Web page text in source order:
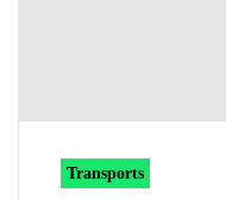
Transports